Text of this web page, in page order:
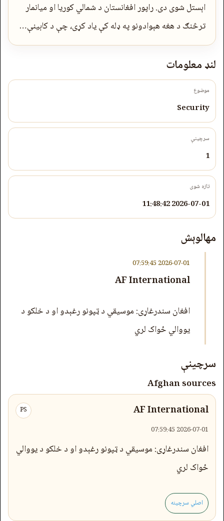
اېستل شوی دی. راپور افغانستان د شمالي کوریا او میانمار
ترڅنګ د هغه هېوادونو په ډله کې یاد کړی، چې د کابینې…
لنډ معلومات
موضوع
Security
سرچینې
1
تازه شوی
2026-07-01 11:48:42
مهالوېش
2026-07-01 07:59:45
AF International
افغان سندرغاړی: موسیقي د ټپونو رغېدو او د خلکو د
یووالي ځواک لري
سرچینې
Afghan sources
AF International
PS
2026-07-01 07:59:45
افغان سندرغاړی: موسیقي د ټپونو رغېدو او د خلکو د یووالي
ځواک لري
اصلي سرچینه